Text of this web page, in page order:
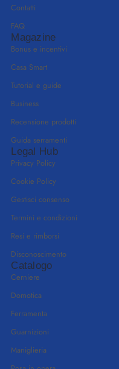
Contatti
FAQ
Magazine
Bonus e incentivi
Casa Smart
Tutorial e guide
Business
Recensione prodotti
Guida serramenti
Legal Hub
Privacy Policy
Cookie Policy
Gestisci consenso
Termini e condizioni
Resi e rimborsi
Disconoscimento
Catalogo
Cerniere
Domotica
Ferramenta
Guarnizioni
Maniglieria